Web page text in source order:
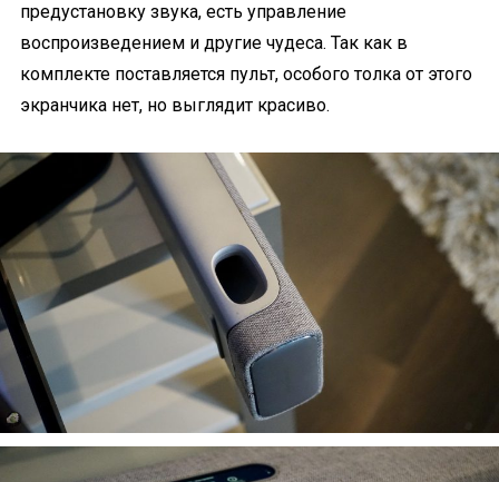
предустановку звука, есть управление
воспроизведением и другие чудеса. Так как в
комплекте поставляется пульт, особого толка от этого
экранчика нет, но выглядит красиво.